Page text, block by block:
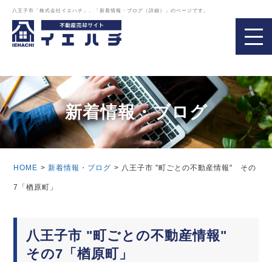
八王子市「株式会社イエハチ」、「新着情報・ブログ（詳細）」のページです。
新着情報・ブログ
HOME 新着情報・ブログ 八王子市 "町ごとの不動産情報" その
7「楢原町」
八王子市 "町ごとの不動産情報"
その7「楢原町」